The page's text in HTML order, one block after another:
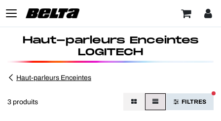
Haut-parleurs Enceintes
LOGITECH
Haut-parleurs Enceintes
3 produits FILTRES